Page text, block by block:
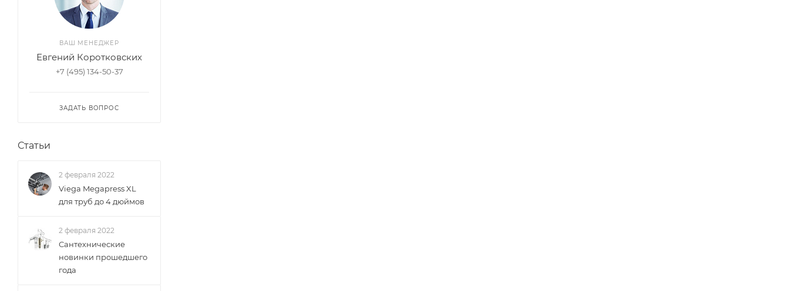
ВАШ МЕНЕДЖЕР
Евгений Коротковских
+7 (495) 134-50-37
ЗАДАТЬ ВОПРОС
Статьи
2 февраля 2022
Viega Megapress XL
для труб до 4 дюймов
2 февраля 2022
Сантехнические
новинки прошедшего
года